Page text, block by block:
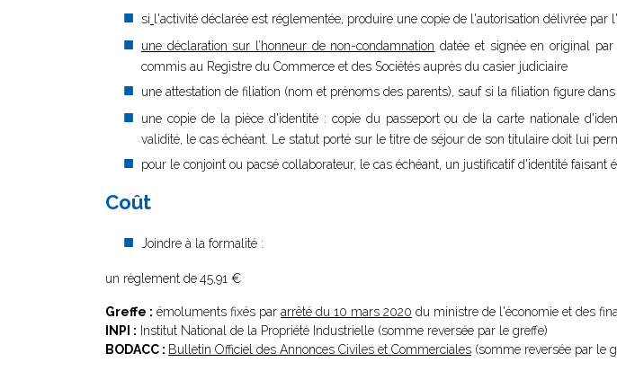
si
l'activité déclarée est réglementée, produire une copie de l'autorisation délivrée
une déclaration sur l’honneur de non-condamnation datée et signée en original
commis au Registre du Commerce et des Sociétés auprès du casier judiciaire
une attestation de filiation (nom et prénoms des parents), sauf si la filiation figure
une copie de la pièce d'identité : copie du passeport ou de la carte nationale
validité, le cas échéant. Le statut porté sur le titre de séjour de son titulaire doit lui
pour le conjoint ou pacsé collaborateur, le cas échéant, un justificatif d'identité faisant
Coût
Joindre à la formalité :
un règlement de45,91 €
Greffe : émoluments fixés par arrêté du 10 mars 2020 du ministre de l'économie et des
INPI : Institut National de la Propriété Industrielle (somme reversée par le greffe)
BODACC : Bulletin Officiel des Annonces Civiles et Commerciales (somme reversée par le